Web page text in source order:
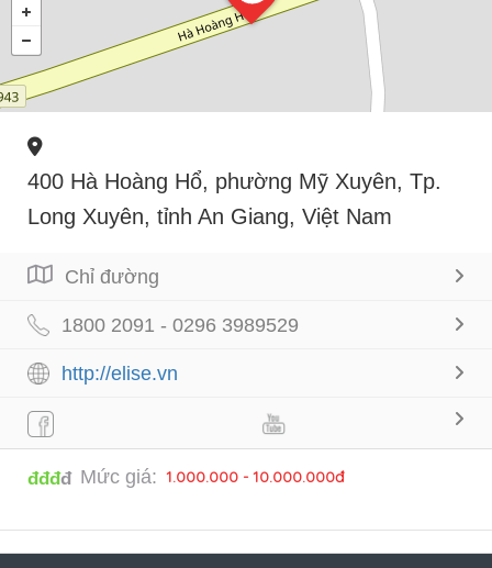
400 Hà Hoàng Hổ, phường Mỹ Xuyên, Tp.
Long Xuyên, tỉnh An Giang, Việt Nam
Chỉ đường
1800 2091 - 0296 3989529
http://elise.vn
đđđđ Mức giá: 1.000.000 - 10.000.000đ